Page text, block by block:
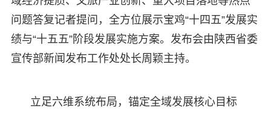
问题答复记者提问，全方位展示宝鸡“十四五”发展实
绩与“十五五”阶段发展实施方案。发布会由陕西省委
宣传部新闻发布工作处处长周颖主持。
立足六维系统布局，锚定全域发展核心目标